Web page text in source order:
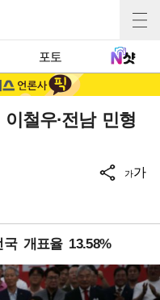
포토
철우·전남 민형
가가
개표율 13.58%